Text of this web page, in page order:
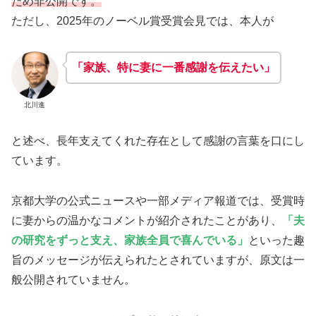
ただし、2025年のノーベル賞受賞会見では、本人が
北川進
「 家族、特に妻に一番感謝を伝えたい」
と述べ、長年支えてくれた存在として感謝の言葉を口にし
ています。
京都大学の公式ニュースや一部メディア報道では、受賞時
に妻からの温かなコメントが紹介されたことがあり、
「夫
の研究をずっと支え、家族全員で喜んでいる」
といった趣
旨のメッセージが伝えられたとされていますが、原文は一
般公開されていません。